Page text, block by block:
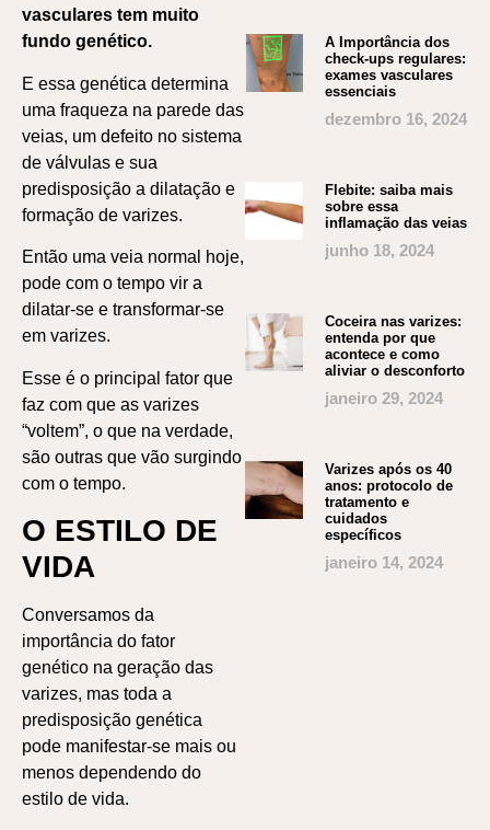
vasculares tem muito
fundo genético.
E essa genética determina
uma fraqueza na parede das
veias, um defeito no sistema
de válvulas e sua
predisposição a dilatação e
formação de varizes.
Então uma veia normal hoje,
pode com o tempo vir a
dilatar-se e transformar-se
em varizes.
Esse é o principal fator que
faz com que as varizes
“voltem”, o que na verdade,
são outras que vão surgindo
com o tempo.
O ESTILO DE
VIDA
Conversamos da
importância do fator
genético na geração das
varizes, mas toda a
predisposição genética
pode manifestar-se mais ou
menos dependendo do
estilo de vida.
A Importância dos
check-ups regulares:
exames vasculares
essenciais
dezembro 16, 2024
Flebite: saiba mais
sobre essa
inflamação das veias
junho 18, 2024
Coceira nas varizes:
entenda por que
acontece e como
aliviar o desconforto
janeiro 29, 2024
Varizes após os 40
anos: protocolo de
tratamento e
cuidados
específicos
janeiro 14, 2024